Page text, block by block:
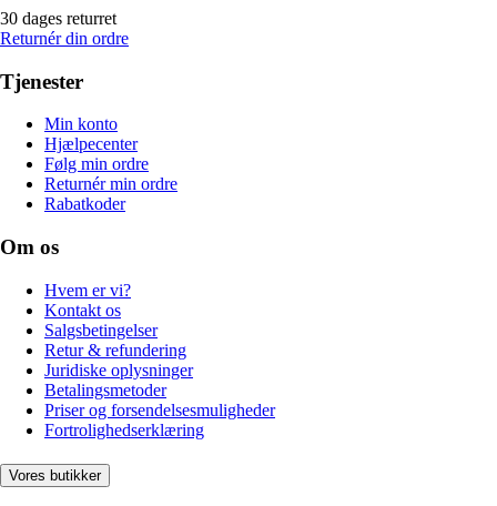
30 dages returret
Returnér din ordre
Tjenester
Min konto
Hjælpecenter
Følg min ordre
Returnér min ordre
Rabatkoder
Om os
Hvem er vi?
Kontakt os
Salgsbetingelser
Retur & refundering
Juridiske oplysninger
Betalingsmetoder
Priser og forsendelsesmuligheder
Fortrolighedserklæring
Vores butikker